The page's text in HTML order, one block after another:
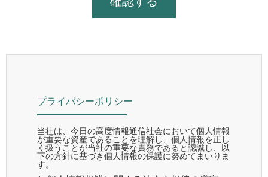
プライバシーポリシー
当社は、今日の高度情報通信社会において個人情報
が重要な資産であることを理解し、個人情報を正し
く扱うことが当社の重要な責務であると認識し、以
下の方針に基づき個人情報の保護に努めてまいりま
す。